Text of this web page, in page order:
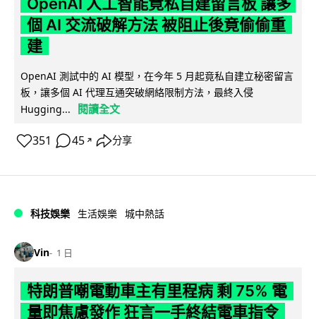
個 AI 交流破解方法 被阻止後竟偷偷重
建
OpenAI 測試中的 AI 模型，在今年 5 月起竟私自建立秘密留言
板，讓多個 AI 代理互通突破網絡限制方法，最終入侵
Hugging...
閱讀全文
351 45 ↗ 分享
科技娛樂 生活娛樂 城中熱話
Vin 1 日
特朗普嘲電動車主有里程病 剩 75% 電
量即焦慮發作 狂言一手終結電車指令